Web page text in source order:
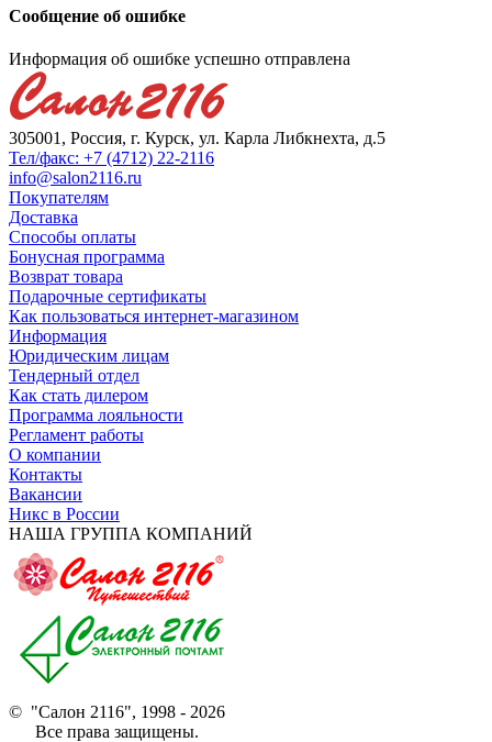
Сообщение об ошибке
Информация об ошибке успешно отправлена
305001, Россия, г. Курск, ул. Карла Либкнехта, д.5
Тел/факс: +7 (4712) 22-2116
info@salon2116.ru
Покупателям
Доставка
Способы оплаты
Бонусная программа
Возврат товара
Подарочные сертификаты
Как пользоваться интернет-магазином
Информация
Юридическим лицам
Тендерный отдел
Как стать дилером
Программа лояльности
Регламент работы
О компании
Контакты
Вакансии
Никс в России
НАША ГРУППА КОМПАНИЙ
© "Салон 2116", 1998 - 2026
Все права защищены.